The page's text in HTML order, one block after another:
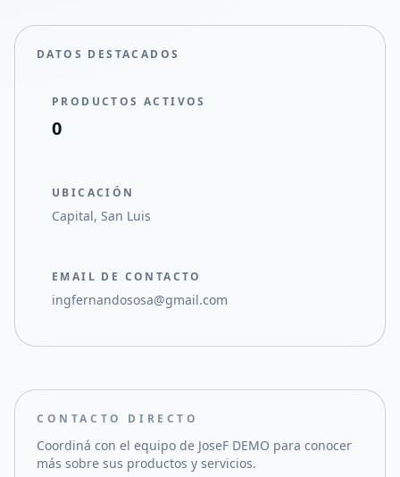
DATOS DESTACADOS
PRODUCTOS ACTIVOS
0
UBICACIÓN
Capital, San Luis
EMAIL DE CONTACTO
ingfernandososa@gmail.com
CONTACTO DIRECTO
Coordiná con el equipo de JoseF DEMO para conocer
más sobre sus productos y servicios.